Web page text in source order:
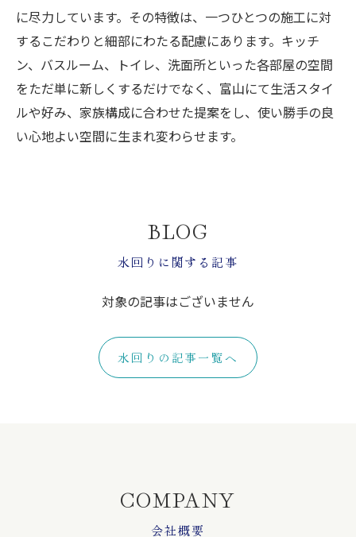
に尽力しています。その特徴は、一つひとつの施工に対
するこだわりと細部にわたる配慮にあります。キッチ
ン、バスルーム、トイレ、洗面所といった各部屋の空間
をただ単に新しくするだけでなく、富山にて生活スタイ
ルや好み、家族構成に合わせた提案をし、使い勝手の良
い心地よい空間に生まれ変わらせます。
BLOG
水回りに関する記事
対象の記事はございません
水回りの記事一覧へ
会社概要
COMPANY